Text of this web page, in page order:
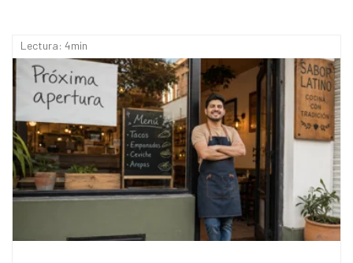
Lectura: 4min